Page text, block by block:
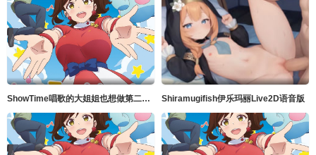
ShowTime唱歌的大姐姐也想做第二季_第01集 Shiramugifish伊乐玛丽Live2D语音版